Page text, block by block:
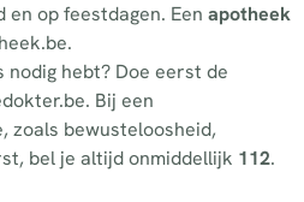
op feestdagen. Een apotheek
hebt? Doe eerst de
Bij een
zoals bewusteloosheid,
bel je altijd onmiddellijk 112.